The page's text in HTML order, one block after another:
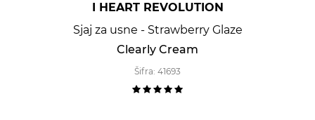
I HEART REVOLUTION
Sjaj za usne - Strawberry Glaze
Clearly Cream
Šifra: 41693